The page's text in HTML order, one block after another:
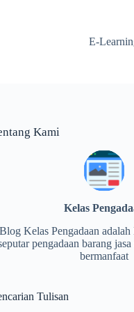
E-
Kami
Kelas
Kelas Pengadaan
pengadaan barang
bermanfaat
Tulisan